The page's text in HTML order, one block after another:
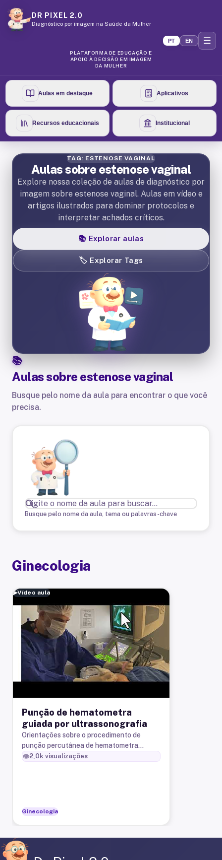
DR PIXEL 2.0
Diagnóstico por imagem na Saúde da Mulher
PLATAFORMA DE EDUCAÇÃO E
APOIO À DECISÃO EM IMAGEM
DA MULHER
PT EN ☰
Aulas em destaque Aplicativos
Recursos educacionais Institucional
TAG: ESTENOSE VAGINAL
Aulas sobre estenose vaginal
Explore nossa coleção de aulas de diagnóstico por
imagem sobre estenose vaginal. Aulas em vídeo e
artigos ilustrados para dominar protocolos e
interpretar achados críticos.
📚 Explorar aulas
🏷️ Explorar Tags
Aulas sobre estenose vaginal
Busque pelo nome da aula para encontrar o que você
precisa.
Busque pelo nome da aula, tema ou palavras-chave
Ginecologia
▶Vídeo aula
Punção de hematometra
guiada por ultrassonografia
Orientações sobre o procedimento de
punção percutânea de hematometra
guiada por ultrassonografia.
👁️2,0k visualizações
Ginecologia